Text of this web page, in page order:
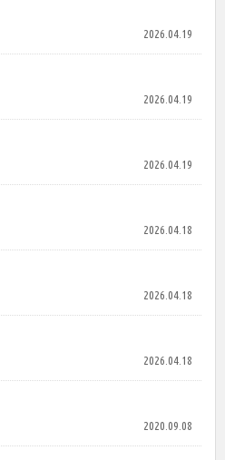
2026.04.19
2026.04.19
2026.04.19
2026.04.18
2026.04.18
2026.04.18
2020.09.08